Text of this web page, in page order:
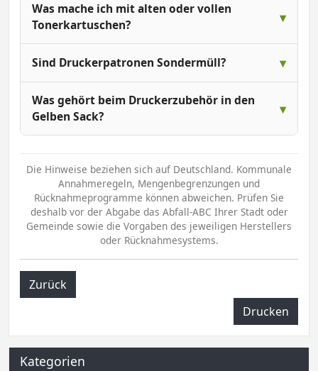
Was mache ich mit alten oder vollen
Tonerkartuschen?
Sind Druckerpatronen Sondermüll?
Was gehört beim Druckerzubehör in den
Gelben Sack?
Die Hinweise beziehen sich auf Deutschland. Kommunale
Annahmeregeln, Mengenbegrenzungen und
Rücknahmeprogramme können abweichen. Prüfen Sie
deshalb vor der Abgabe das Abfall-ABC Ihrer Stadt oder
Gemeinde sowie die Vorgaben des jeweiligen Herstellers
oder Rücknahmesystems.
Zurück
Drucken
Kategorien